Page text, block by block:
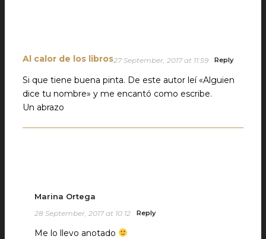
Al calor de los libros27 September, 2017 at 11:59 Reply
Si que tiene buena pinta. De este autor leí «Alguien
dice tu nombre» y me encantó como escribe.
Un abrazo
Marina Ortega
28 September, 2017 at 10:12 Reply
Me lo llevo anotado